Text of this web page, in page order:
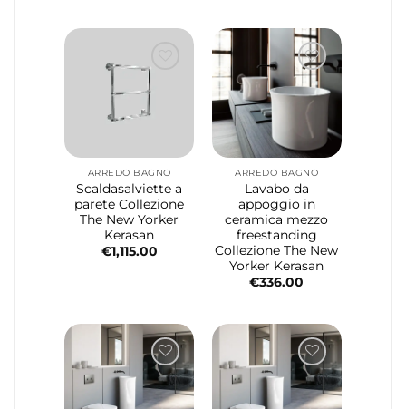
ARREDO BAGNO
Scaldasalviette a
parete Collezione
The New Yorker
Kerasan
€1,115.00
ARREDO BAGNO
Lavabo da
appoggio in
ceramica mezzo
freestanding
Collezione The New
Yorker Kerasan
€336.00